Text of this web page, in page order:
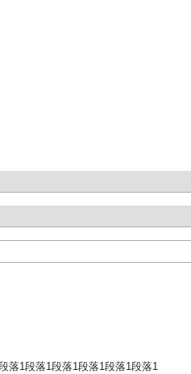
落1段落1段落1段落1段落1段落1